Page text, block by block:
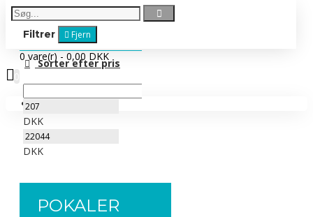
0 vare(r) - 0,00 DKK
Ingen produkter
Filtrer Fjern
Sorter efter pris
DKK
DKK
POKALER